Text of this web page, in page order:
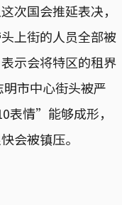
次国会推延表决，
上街的人员全部被
示会将特区的租界
市中心街头被严
情”能够成形，
会被镇压。